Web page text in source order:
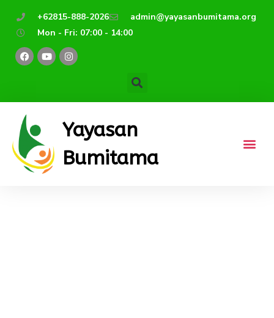
+62815-888-2026
admin@yayasanbumitama.org
Mon - Fri: 07:00 - 14:00
F
a
c
o
k
Y
o
u
e
I
n
s
r
m
Yayasan
Bumitama